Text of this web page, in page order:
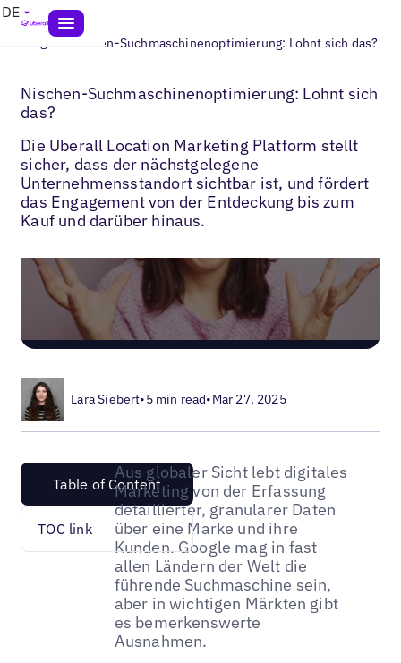
DE
Blogs> Nischen-Suchmaschinenoptimierung: Lohnt sich das?
Nischen-Suchmaschinenoptimierung: Lohnt sich
das?
Die Uberall Location Marketing Platform stellt
sicher, dass der nächstgelegene
Unternehmensstandort sichtbar ist, und fördert
das Engagement von der Entdeckung bis zum
Kauf und darüber hinaus.
Lara Siebert•5 min read•Mar 27, 2025
Table of Content
TOC link
Aus globaler Sicht lebt digitales
Marketing von der Erfassung
detaillierter, granularer Daten
über eine Marke und ihre
Kunden. Google mag in fast
allen Ländern der Welt die
führende Suchmaschine sein,
aber in wichtigen Märkten gibt
es bemerkenswerte
Ausnahmen.